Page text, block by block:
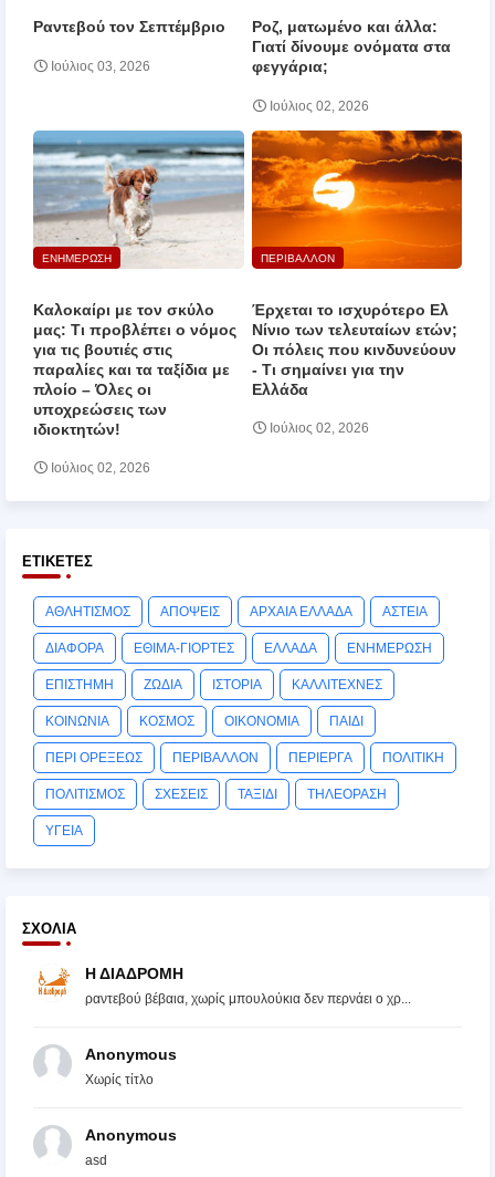
Ραντεβού τον Σεπτέμβριο
Ιούλιος 03, 2026
Ροζ, ματωμένο και άλλα:
Γιατί δίνουμε ονόματα στα
φεγγάρια;
Ιούλιος 02, 2026
ΕΝΗΜΕΡΩΣΗ
Καλοκαίρι με τον σκύλο
μας: Τι προβλέπει ο νόμος
για τις βουτιές στις
παραλίες και τα ταξίδια με
πλοίο – Όλες οι
υποχρεώσεις των
ιδιοκτητών!
Ιούλιος 02, 2026
ΠΕΡΙΒΑΛΛΟΝ
Έρχεται το ισχυρότερο Ελ
Νίνιο των τελευταίων ετών;
Οι πόλεις που κινδυνεύουν
‑ Τι σημαίνει για την
Ελλάδα
Ιούλιος 02, 2026
ΕΤΙΚΈΤΕΣ
ΑΘΛΗΤΙΣΜΟΣ ΑΠΟΨΕΙΣ ΑΡΧΑΙΑ ΕΛΛΑΔΑ ΑΣΤΕΙΑ
ΔΙΑΦΟΡΑ ΕΘΙΜΑ-ΓΙΟΡΤΕΣ ΕΛΛΑΔΑ ΕΝΗΜΕΡΩΣΗ
ΕΠΙΣΤΗΜΗ ΖΩΔΙΑ ΙΣΤΟΡΙΑ ΚΑΛΛΙΤΕΧΝΕΣ
ΚΟΙΝΩΝΙΑ ΚΟΣΜΟΣ ΟΙΚΟΝΟΜΙΑ ΠΑΙΔΙ
ΠΕΡΙ ΟΡΕΞΕΩΣ ΠΕΡΙΒΑΛΛΟΝ ΠΕΡΙΕΡΓΑ ΠΟΛΙΤΙΚΗ
ΠΟΛΙΤΙΣΜΟΣ ΣΧΕΣΕΙΣ ΤΑΞΙΔΙ ΤΗΛΕΟΡΑΣΗ
ΥΓΕΙΑ
ΣΧΌΛΙΑ
Η ΔΙΑΔΡΟΜΗ
ραντεβού βέβαια, χωρίς μπουλούκια δεν περνάει ο χρ...
Anonymous
Χωρίς τίτλο
Anonymous
asd